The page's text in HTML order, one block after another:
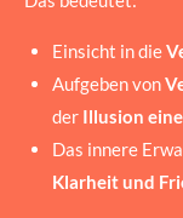
Einsicht in die
Aufgeben von
der Illusion
Das innere
Klarheit und